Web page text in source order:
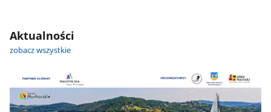
Aktualności
zobacz wszystkie